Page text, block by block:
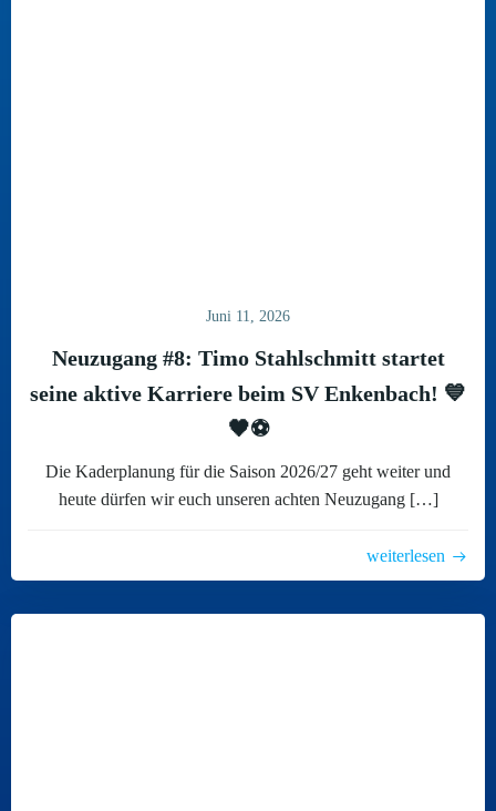
Juni 11, 2026
Neuzugang #8: Timo Stahlschmitt startet
seine aktive Karriere beim SV Enkenbach! 💙
🖤⚽
Die Kaderplanung für die Saison 2026/27 geht weiter und
heute dürfen wir euch unseren achten Neuzugang […]
weiterlesen